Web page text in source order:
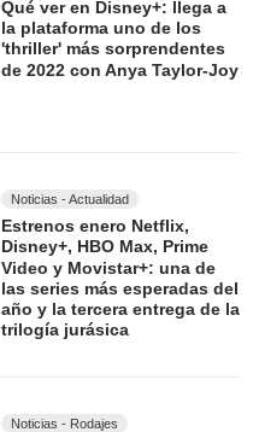
Qué ver en Disney+: llega a
la plataforma uno de los
'thriller' más sorprendentes
de 2022 con Anya Taylor-Joy
Noticias - Actualidad
Estrenos enero Netflix,
Disney+, HBO Max, Prime
Video y Movistar+: una de
las series más esperadas del
año y la tercera entrega de la
trilogía jurásica
Noticias - Rodajes